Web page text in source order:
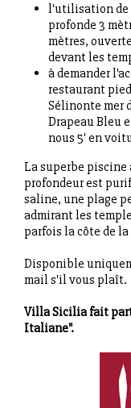
l'utilisation de
profonde 3
mètres,
devant les
à demander
restaurant
Sélinonte mer
Drapeau Bleu
nous 5' en
La superbe piscine
profondeur est
saline, une plage
admirant les
parfois la côte de
Disponible
mail s'il vous plaît.
Villa Sicilia fait
Italiane".